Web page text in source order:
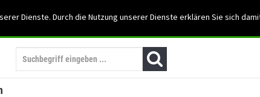
Dienste. Durch die Nutzung unserer Dienste erklären Sie sich
Mein Konto Support: 03501-